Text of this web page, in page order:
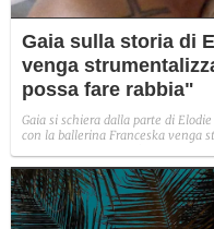
Gaia sulla storia di
venga
possa fare rabbia"
Gaia si schiera dalla parte di
con la ballerina Franceska venga